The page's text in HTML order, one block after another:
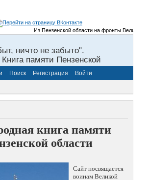
Из Пензенской области на фронты Великой
ничто не забыто".
памяти Пензенской
Поиск Регистрация Войти
книга памяти
области
Сайт посвящается
воинам Великой